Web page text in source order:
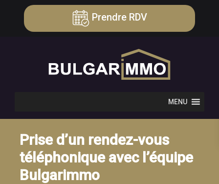
Prendre RDV
MENU
Prise d’un rendez-vous
téléphonique avec l’équipe
Bulgarimmo